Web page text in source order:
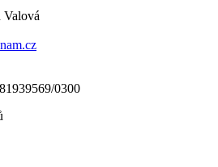
Valová
0300